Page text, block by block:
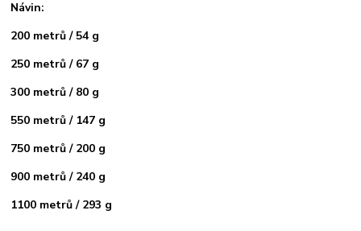
Návin:
200 metrů / 54 g
250 metrů / 67 g
300 metrů / 80 g
550 metrů / 147 g
750 metrů / 200 g
900 metrů / 240 g
1100 metrů / 293 g